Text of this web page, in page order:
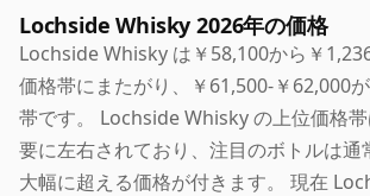
Lochside Whisky 2026年の価格
Lochside Whisky は￥58,100から￥
価格帯にまたがり、￥61,500-￥62,000
帯です。 Lochside Whisky の上位価格
要に左右されており、注目のボトルは通
大幅に超える価格が付きます。 現在